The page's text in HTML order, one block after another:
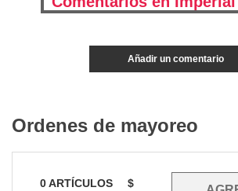
Añadir un comentario
Ordenes de mayoreo
0ARTÍCULOS $